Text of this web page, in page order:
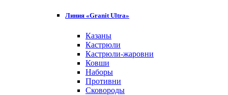
Линия «Granit Ultra»
Казаны
Кастрюли
Кастрюли-жаровни
Ковши
Наборы
Противни
Сковороды